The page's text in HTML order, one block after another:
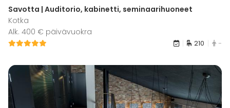
Savotta | Auditorio, kabinetti, seminaarihuoneet
Kotka
Alk. 400 € päivävuokra
210 -